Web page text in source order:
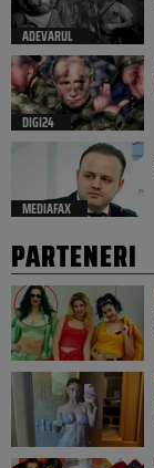
ADEVARUL
DIGI24
MEDIAFAX
PARTENERI